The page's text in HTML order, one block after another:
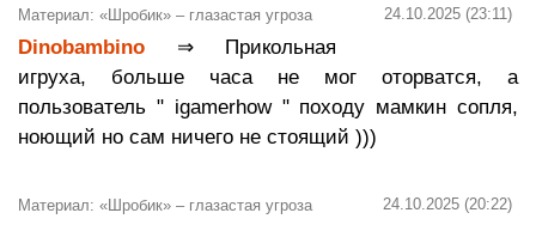
24.10.2025 (23:11)
Материал: «Шробик» – глазастая угроза
Dinobambino ⇒ Прикольная
игруха, больше часа не мог оторватся, а
пользователь " igamerhow " походу мамкин сопля,
ноющий но сам ничего не стоящий )))
24.10.2025 (20:22)
Материал: «Шробик» – глазастая угроза